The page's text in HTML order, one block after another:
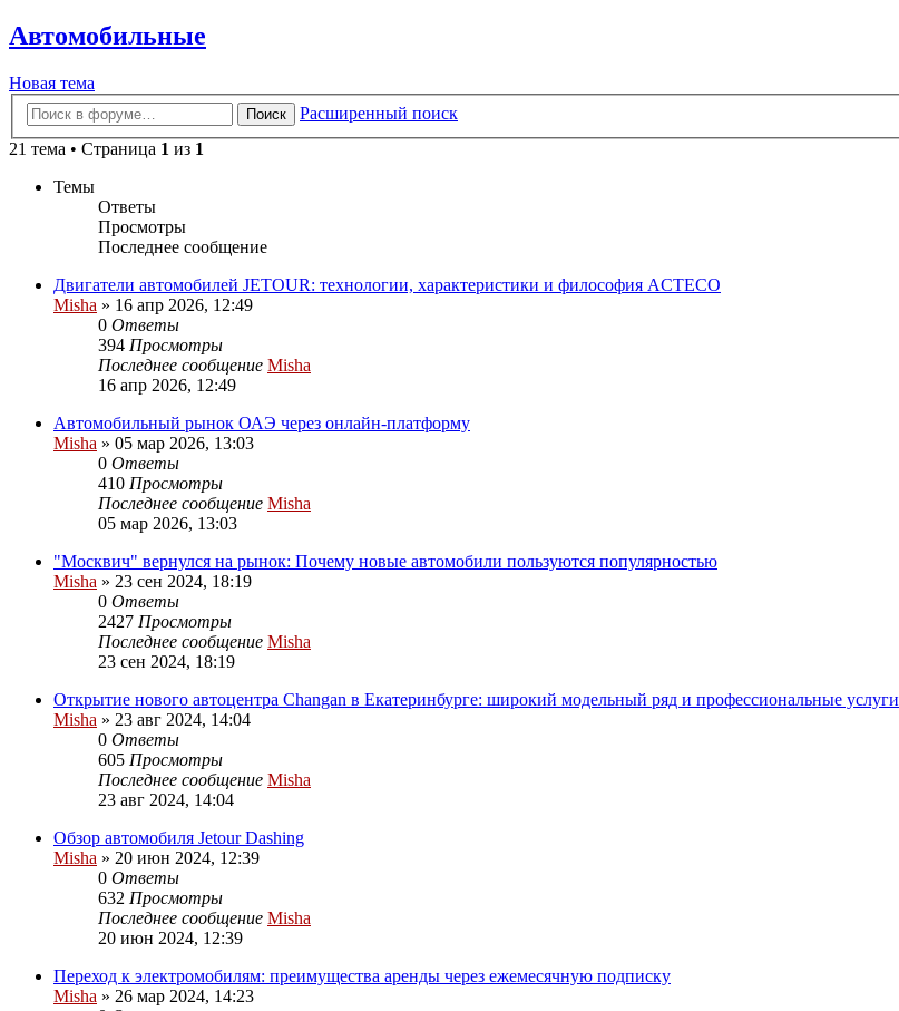
Автомобильные
Новая тема
Поиск
Расширенный поиск
21 тема • Страница 1 из 1
Темы
Ответы
Просмотры
Последнее сообщение
Двигатели автомобилей JETOUR: технологии, характеристики и философия ACTECO
Misha » 16 апр 2026, 12:49
0 Ответы
394 Просмотры
Последнее сообщение Misha
16 апр 2026, 12:49
Автомобильный рынок ОАЭ через онлайн-платформу
Misha » 05 мар 2026, 13:03
0 Ответы
410 Просмотры
Последнее сообщение Misha
05 мар 2026, 13:03
"Москвич" вернулся на рынок: Почему новые автомобили пользуются популярностью
Misha » 23 сен 2024, 18:19
0 Ответы
2427 Просмотры
Последнее сообщение Misha
23 сен 2024, 18:19
Открытие нового автоцентра Changan в Екатеринбурге: широкий модельный ряд и профессиональные услуги
Misha » 23 авг 2024, 14:04
0 Ответы
605 Просмотры
Последнее сообщение Misha
23 авг 2024, 14:04
Обзор автомобиля Jetour Dashing
Misha » 20 июн 2024, 12:39
0 Ответы
632 Просмотры
Последнее сообщение Misha
20 июн 2024, 12:39
Переход к электромобилям: преимущества аренды через ежемесячную подписку
Misha » 26 мар 2024, 14:23